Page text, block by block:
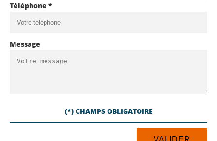
Téléphone *
Message
(*) CHAMPS OBLIGATOIRE